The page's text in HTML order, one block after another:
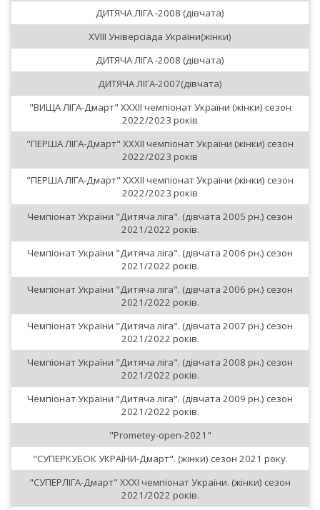
ДИТЯЧА ЛІГА -2008 (дівчата)
XVIII Універсіада України(жінки)
ДИТЯЧА ЛІГА -2008 (дівчата)
ДИТЯЧА ЛІГА-2007(дівчата)
"ВИЩА ЛІГА-Дмарт" XXXII чемпіонат України (жінки) сезон
2022/2023 років
"ПЕРША ЛІГА-Дмарт" XXXII чемпіонат України (жінки) сезон
2022/2023 років
"ПЕРША ЛІГА-Дмарт" XXXII чемпіонат України (жінки) сезон
2022/2023 років
Чемпіонат України "Дитяча ліга". (дівчата 2005 рн.) сезон
2021/2022 років.
Чемпіонат України "Дитяча ліга". (дівчата 2006 рн.) сезон
2021/2022 років.
Чемпіонат України "Дитяча ліга". (дівчата 2006 рн.) сезон
2021/2022 років.
Чемпіонат України "Дитяча ліга". (дівчата 2007 рн.) сезон
2021/2022 років.
Чемпіонат України "Дитяча ліга". (дівчата 2008 рн.) сезон
2021/2022 років.
Чемпіонат України "Дитяча ліга". (дівчата 2009 рн.) сезон
2021/2022 років.
"Prometey-open-2021"
"СУПЕРКУБОК УКРАЇНИ-Дмарт". (жінки) сезон 2021 року.
"СУПЕРЛІГА-Дмарт" XXXІ чемпіонат України. (жінки) сезон
2021/2022 років.